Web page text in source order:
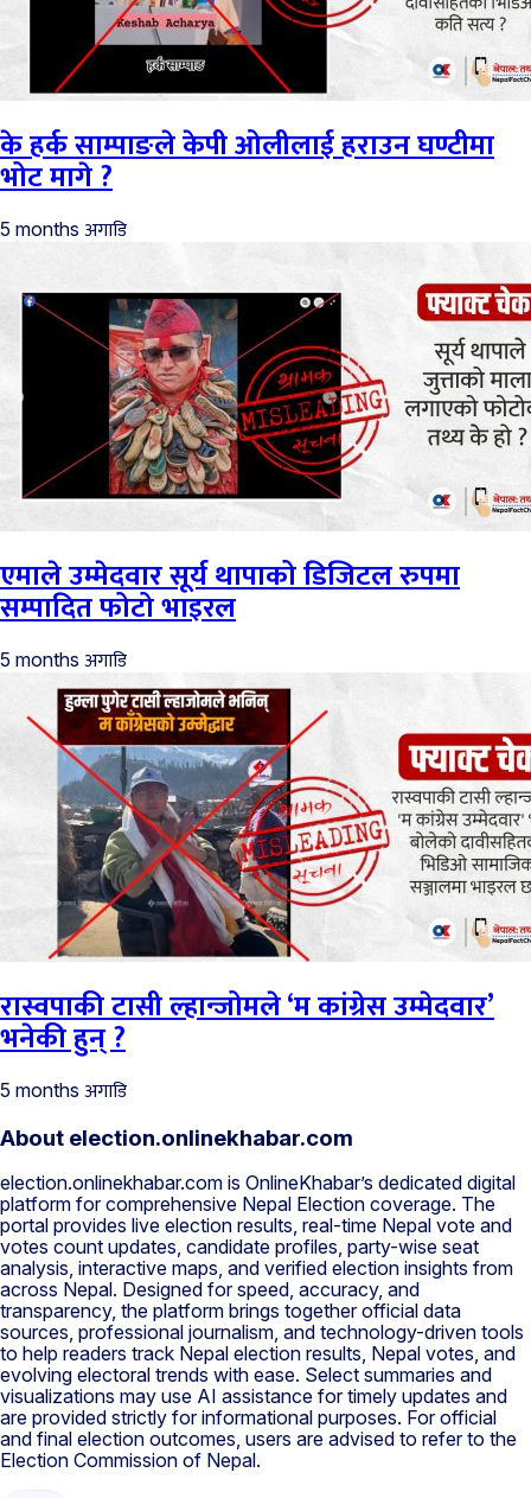
के हर्क साम्पाङले केपी ओलीलाई हराउन घण्टीमा
भोट मागे ?
5 months अगाडि
एमाले उम्मेदवार सूर्य थापाको डिजिटल रुपमा
सम्पादित फोटो भाइरल
5 months अगाडि
रास्वपाकी टासी ल्हान्जोमले ‘म कांग्रेस उम्मेदवार’
भनेकी हुन् ?
5 months अगाडि
About election.onlinekhabar.com
election.onlinekhabar.com is OnlineKhabar’s dedicated digital
platform for comprehensive Nepal Election coverage. The
portal provides live election results, real-time Nepal vote and
votes count updates, candidate profiles, party-wise seat
analysis, interactive maps, and verified election insights from
across Nepal. Designed for speed, accuracy, and
transparency, the platform brings together official data
sources, professional journalism, and technology-driven tools
to help readers track Nepal election results, Nepal votes, and
evolving electoral trends with ease. Select summaries and
visualizations may use AI assistance for timely updates and
are provided strictly for informational purposes. For official
and final election outcomes, users are advised to refer to the
Election Commission of Nepal.